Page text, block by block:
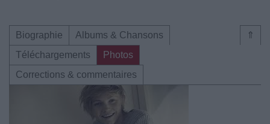
⇑
Biographie
Albums & Chansons
Téléchargements
Photos
Corrections & commentaires